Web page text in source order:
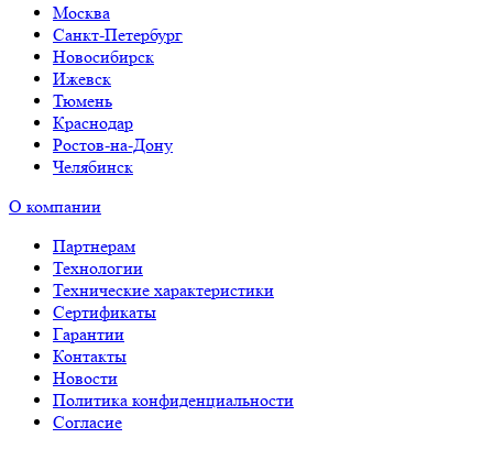
Москва
Санкт-Петербург
Новосибирск
Ижевск
Тюмень
Краснодар
Ростов-на-Дону
Челябинск
О компании
Партнерам
Технологии
Технические характеристики
Сертификаты
Гарантии
Контакты
Новости
Политика конфиденциальности
Согласие